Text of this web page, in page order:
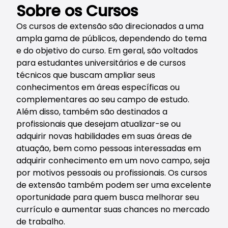
Sobre os Cursos
Os cursos de extensão são direcionados a uma
ampla gama de públicos, dependendo do tema
e do objetivo do curso. Em geral, são voltados
para estudantes universitários e de cursos
técnicos que buscam ampliar seus
conhecimentos em áreas específicas ou
complementares ao seu campo de estudo.
Além disso, também são destinados a
profissionais que desejam atualizar-se ou
adquirir novas habilidades em suas áreas de
atuação, bem como pessoas interessadas em
adquirir conhecimento em um novo campo, seja
por motivos pessoais ou profissionais. Os cursos
de extensão também podem ser uma excelente
oportunidade para quem busca melhorar seu
currículo e aumentar suas chances no mercado
de trabalho.